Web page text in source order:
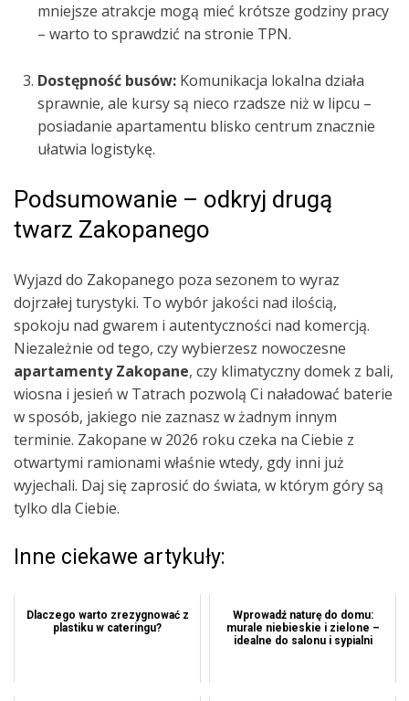
mniejsze atrakcje mogą mieć krótsze godziny pracy
– warto to sprawdzić na stronie TPN.
Dostępność busów: Komunikacja lokalna działa
sprawnie, ale kursy są nieco rzadsze niż w lipcu –
posiadanie apartamentu blisko centrum znacznie
ułatwia logistykę.
Podsumowanie – odkryj drugą
twarz Zakopanego
Wyjazd do Zakopanego poza sezonem to wyraz
dojrzałej turystyki. To wybór jakości nad ilością,
spokoju nad gwarem i autentyczności nad komercją.
Niezależnie od tego, czy wybierzesz nowoczesne
apartamenty Zakopane, czy klimatyczny domek z bali,
wiosna i jesień w Tatrach pozwolą Ci naładować baterie
w sposób, jakiego nie zaznasz w żadnym innym
terminie. Zakopane w 2026 roku czeka na Ciebie z
otwartymi ramionami właśnie wtedy, gdy inni już
wyjechali. Daj się zaprosić do świata, w którym góry są
tylko dla Ciebie.
Inne ciekawe artykuły:
Dlaczego warto zrezygnować z
plastiku w cateringu?
Wprowadź naturę do domu:
murale niebieskie i zielone –
idealne do salonu i sypialni